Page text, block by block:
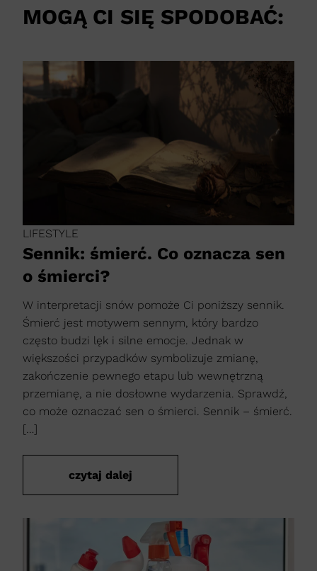
MOGĄ CI SIĘ SPODOBAĆ:
LIFESTYLE
Sennik: śmierć. Co oznacza sen
o śmierci?
W interpretacji snów pomoże Ci poniższy sennik.
Śmierć jest motywem sennym, który bardzo
często budzi lęk i silne emocje. Jednak w
większości przypadków symbolizuje zmianę,
zakończenie pewnego etapu lub wewnętrzną
przemianę, a nie dosłowne wydarzenia. Sprawdź,
co może oznaczać sen o śmierci. Sennik – śmierć.
[…]
czytaj dalej